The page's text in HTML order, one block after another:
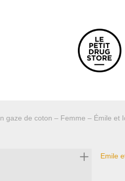
gaze de coton – Femme – Émile et
Emile